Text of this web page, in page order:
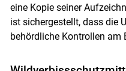
eine Kopie seiner
ist sichergestellt, dass die
behördliche Kontrollen am